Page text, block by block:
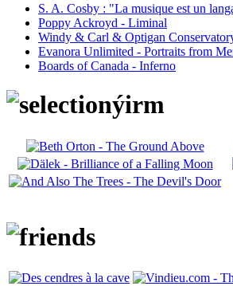
S. A. Cosby : "La musique est un
Poppy Ackroyd - Liminal
Windy & Carl & Optigan
Evanora Unlimited - Portraits from
Boards of Canada - Inferno